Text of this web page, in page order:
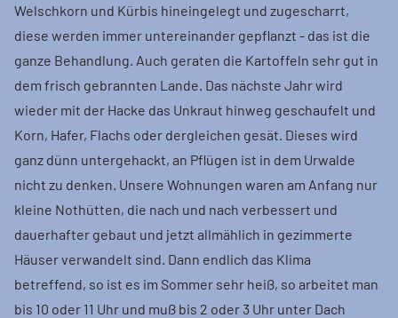
Welschkorn und Kürbis hineingelegt und zugescharrt,
diese werden immer untereinander gepflanzt - das ist die
ganze Behandlung. Auch geraten die Kartoffeln sehr gut in
dem frisch gebrannten Lande. Das nächste Jahr wird
wieder mit der Hacke das Unkraut hinweg geschaufelt und
Korn, Hafer, Flachs oder dergleichen gesät. Dieses wird
ganz dünn untergehackt, an Pflügen ist in dem Urwalde
nicht zu denken. Unsere Wohnungen waren am Anfang nur
kleine Nothütten, die nach und nach verbessert und
dauerhafter gebaut und jetzt allmählich in gezimmerte
Häuser verwandelt sind. Dann endlich das Klima
betreffend, so ist es im Sommer sehr heiß, so arbeitet man
bis 10 oder 11 Uhr und muß bis 2 oder 3 Uhr unter Dach